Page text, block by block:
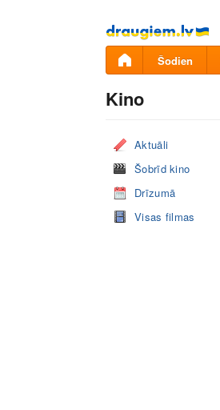
Pāriet
uz
saturu
Šodien
Kino
Aktuāli
Šobrīd kino
Drīzumā
Visas filmas